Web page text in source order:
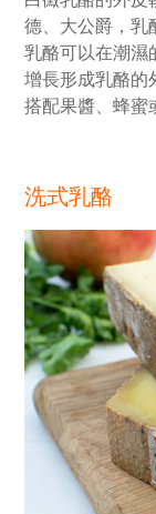
德、大公爵，乳
乳酪可以在潮濕
增長形成乳酪的
搭配果醬、蜂蜜
洗式乳酪